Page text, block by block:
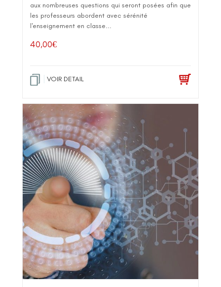
aux nombreuses questions qui seront posées afin que
les professeurs abordent avec sérénité
l'enseignement en classe...
40,00€
VOIR DETAIL